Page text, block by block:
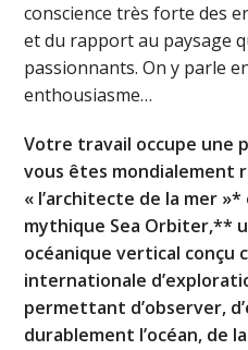
conscience très forte des
et du rapport au paysage
passionnants. On y parle
enthousiasme…
Votre travail occupe une
vous êtes mondialement
« l’architecte de la mer
mythique Sea Orbiter,**
océanique vertical conçu
internationale
permettant d’observer,
durablement l’océan, de